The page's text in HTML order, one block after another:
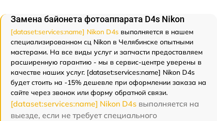
Замена байонета фотоаппарата D4s Nikon
[dataset:services:name] Nikon D4s выполняется в нашем
специализированном сц Nikon в Челябинске опытными
мастерами. На все виды услуг и запчасти предоставляем
расширенную гарантию - мы в сервис-центре уверены в
качестве наших услуг. [dataset:services:name] Nikon D4s
будет стоить на -15% дешевле при оформлении заказа на
сайте через звонок или форму обратной связи.
[dataset:services:name] Nikon D4s выполняется на
выезде, если не требует специального